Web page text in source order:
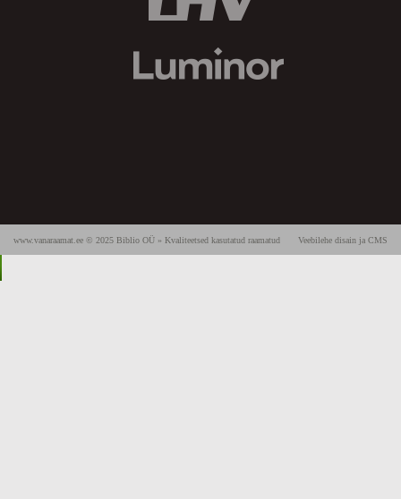
Veebilehe disain ja CMS
www.vanaraamat.ee © 2025 Biblio OÜ » Kvaliteetsed kasutatud raamatud